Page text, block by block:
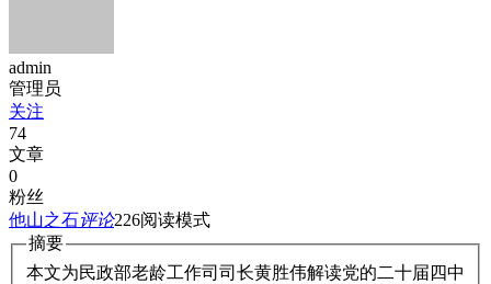
admin
管理员
关注
74
文章
0
粉丝
他山之石评论226阅读模式
摘要
本文为民政部老龄工作司司长黄胜伟解读党的二十届四中